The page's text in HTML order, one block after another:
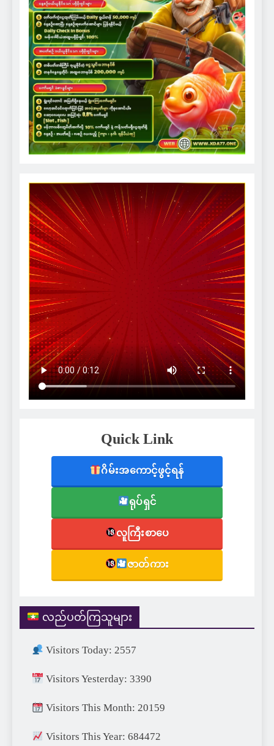
Quick Link
ဂိမ်းအကောင့်ဖွင့်ရန်
ရုပ်ရှင်
လူကြီးစာပေ
ဇာတ်ကား
လည်ပတ်ကြသူများ
Visitors Today: 2557
Visitors Yesterday: 3390
Visitors This Month: 20159
Visitors This Year: 684472